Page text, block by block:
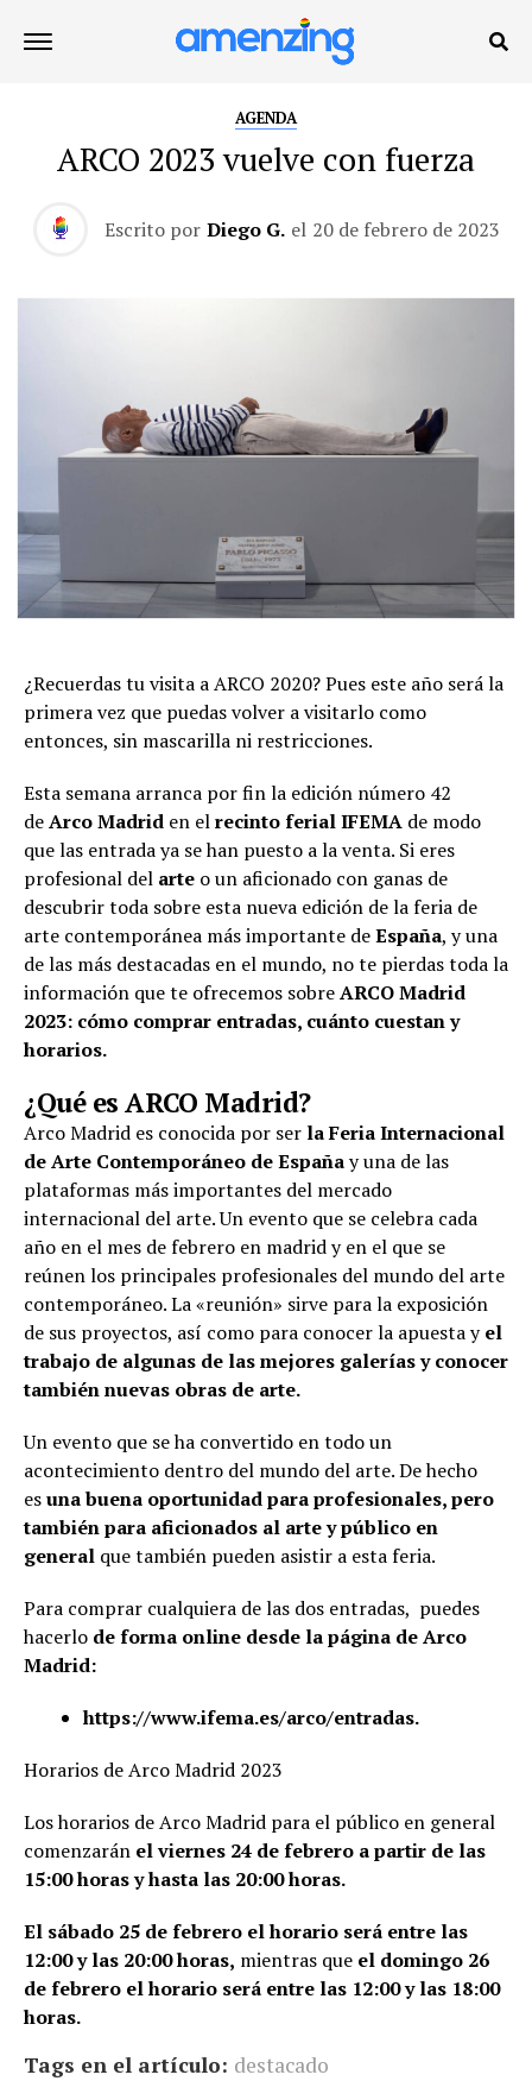
AGENDA
ARCO 2023 vuelve con fuerza
Escrito por Diego G. el 20 de febrero de 2023
¿Recuerdas tu visita a ARCO 2020? Pues este año será la
primera vez que puedas volver a visitarlo como
entonces, sin mascarilla ni restricciones.
Esta semana arranca por fin la edición número 42
deArco Madrid en elrecinto ferial IFEMA de modo
que las entrada ya se han puesto a la venta. Si eres
profesional del arte o un aficionado con ganas de
descubrir toda sobre esta nueva edición de la feria de
arte contemporánea más importante deEspaña, y una
de las más destacadas en el mundo, no te pierdas toda la
información que te ofrecemos sobreARCO Madrid
2023: cómo comprar entradas, cuánto cuestan y
horarios.
¿Qué es ARCO Madrid?
Arco Madrid es conocida por ser la Feria Internacional
de Arte Contemporáneo de Españay una de las
plataformas más importantes del mercado
internacional del arte. Un evento que se celebra cada
año en el mes de febrero en madrid y en el que se
reúnen los principales profesionales del mundo del arte
contemporáneo. La «reunión» sirve para la exposición
de sus proyectos, así como para conocer la apuesta yel
trabajo de algunas de las mejores galerías y conocer
también nuevas obras de arte.
Un evento que se ha convertido en todo un
acontecimiento dentro del mundo del arte. De hecho
esuna buena oportunidad para profesionales, pero
también para aficionados al arte y público en
general que también pueden asistir a esta feria.
Para comprar cualquiera de las dos entradas, puedes
hacerlo de forma online desde la página de Arco
Madrid:
https://www.ifema.es/arco/entradas.
Horarios de Arco Madrid 2023
Los horarios de Arco Madrid para el público en general
comenzarán el viernes 24 de febrero a partir de las
15:00 horas y hasta las 20:00 horas.
El sábado 25 de febrero el horario será entre las
12:00 y las 20:00 horas, mientras que el domingo 26
de febrero el horario será entre las 12:00 y las 18:00
horas.
Tags en el artículo: destacado